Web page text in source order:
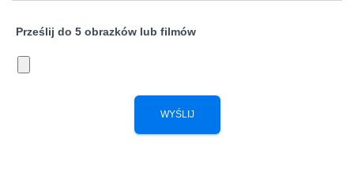
Prześlij do 5 obrazków lub filmów